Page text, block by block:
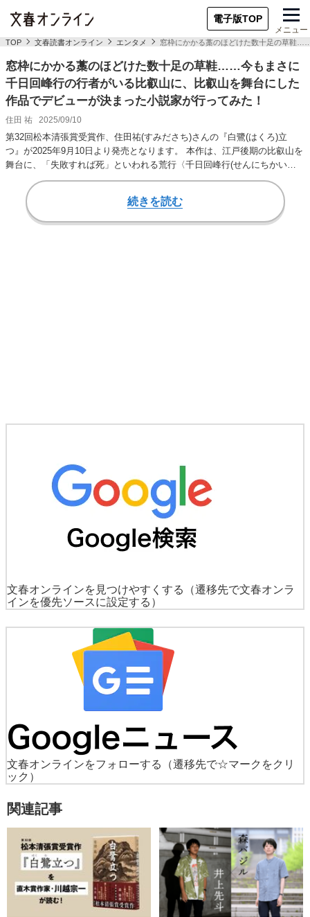
電子版TOP
メニュー
TOP 文春読書オンライン エンタメ 窓枠にかかる藁のほどけた数十足の草鞋
窓枠にかかる藁のほどけた数十足の草鞋……今もまさに
千日回峰行の行者がいる比叡山に、比叡山を舞台にした
作品でデビューが決まった小説家が行ってみた！
住田 祐 2025/09/10
第32回松本清張賞受賞作、住田祐(すみださち)さんの『白鷺(はくろ)立
つ』が2025年9月10日より発売となります。 本作は、江戸後期の比叡山を
舞台に、「失敗すれば死」といわれる荒行〈千日回峰行(せんにちかいほ
続きを読む
文春オンラインを見つけやすくする
（遷移先で文春オンラ
インを優先ソースに設定する）
文春オンラインをフォローする
（遷移先で☆マークをクリ
ック）
関連記事